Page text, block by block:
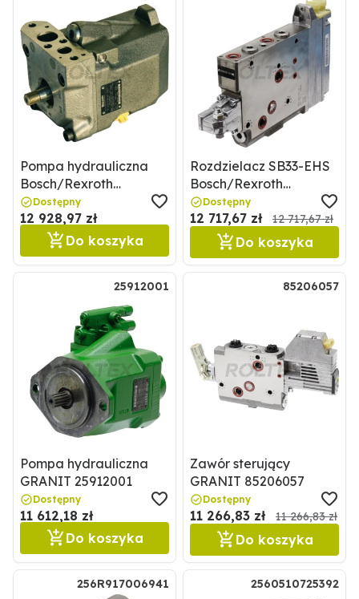
Pompa hydrauliczna
Bosch/Rexroth
256R902537792
Dostępny
12 928,97 zł
Do koszyka
Rozdzielacz SB33-EHS
Bosch/Rexroth
256R917007616
Dostępny
12 717,67 zł 12 717,67 zł
Do koszyka
25912001
Pompa hydrauliczna
GRANIT 25912001
Dostępny
11 612,18 zł
Do koszyka
85206057
Zawór sterujący
GRANIT 85206057
Dostępny
11 266,83 zł 11 266,83 zł
Do koszyka
256R917006941 2560510725392